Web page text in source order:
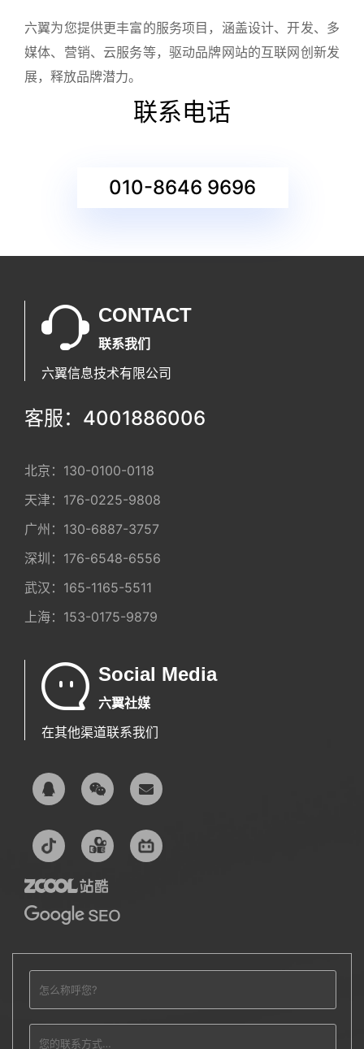
六翼为您提供更丰富的服务项目，涵盖设计、开发、多
媒体、营销、云服务等，驱动品牌网站的互联网创新发
展，释放品牌潜力。
联系电话
010-8646 9696
CONTACT
联系我们
六翼信息技术有限公司
客服：4001886006
北京： 130-0100-0118
天津： 176-0225-9808
广州： 130-6887-3757
深圳： 176-6548-6556
武汉： 165-1165-5511
上海： 153-0175-9879
Social Media
六翼社媒
在其他渠道联系我们